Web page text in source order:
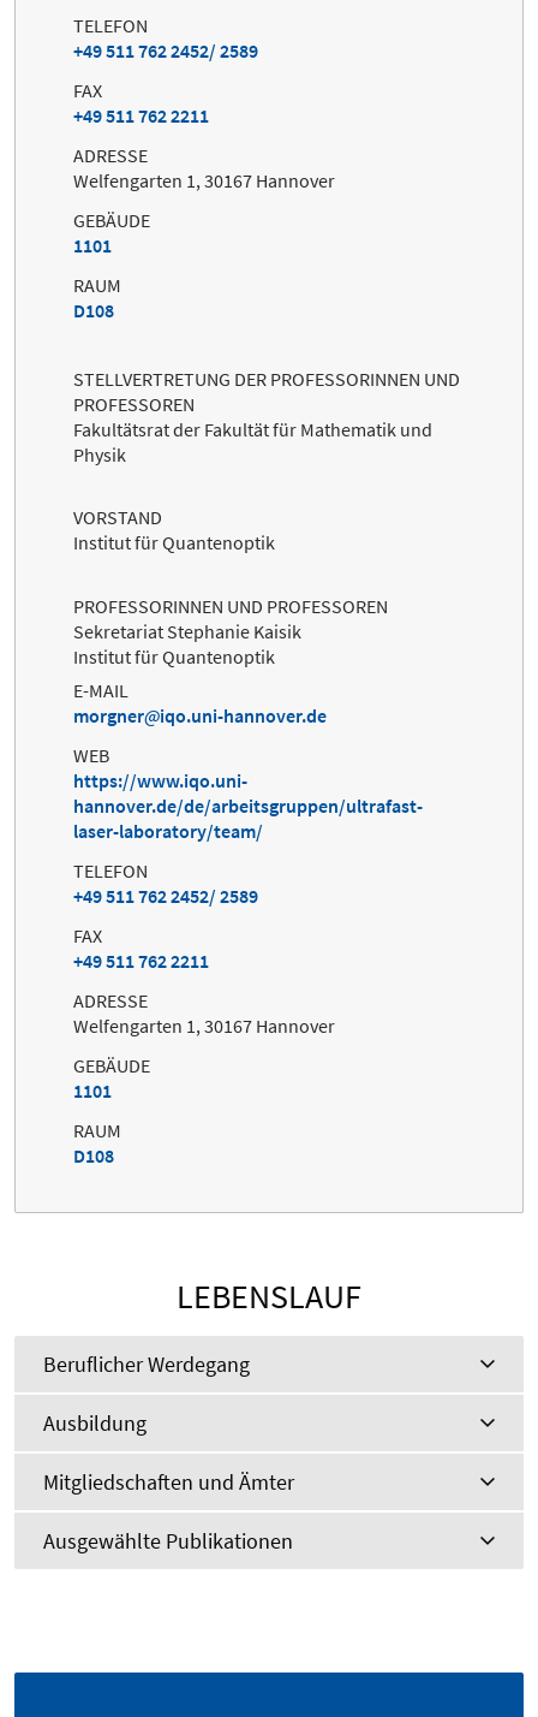
TELEFON
+49 511 762 2452/ 2589
FAX
+49 511 762 2211
ADRESSE
Welfengarten 1, 30167 Hannover
GEBÄUDE
1101
RAUM
D108
STELLVERTRETUNG DER PROFESSORINNEN UND
PROFESSOREN
Fakultätsrat der Fakultät für Mathematik und
Physik
VORSTAND
Institut für Quantenoptik
PROFESSORINNEN UND PROFESSOREN
Sekretariat Stephanie Kaisik
Institut für Quantenoptik
E-MAIL
morgner
iqo.uni-hannover.de
WEB
https://www.iqo.uni-
hannover.de/de/arbeitsgruppen/ultrafast-
laser-laboratory/team/
TELEFON
+49 511 762 2452/ 2589
FAX
+49 511 762 2211
ADRESSE
Welfengarten 1, 30167 Hannover
GEBÄUDE
1101
RAUM
D108
LEBENSLAUF
Beruflicher Werdegang
Ausbildung
Mitgliedschaften und Ämter
Ausgewählte Publikationen